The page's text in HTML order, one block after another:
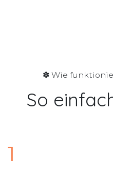
✽ Wie
So
1